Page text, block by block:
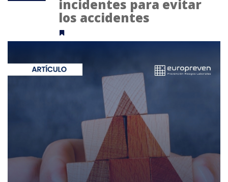
incidentes para evitar
los accidentes